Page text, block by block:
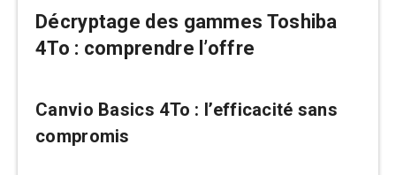
Prix et évolution du marché 4To
Analyse tarifaire et tendances
Décryptage des gammes Toshiba
4To : comprendre l’offre
Canvio Basics 4To : l’efficacité sans
compromis